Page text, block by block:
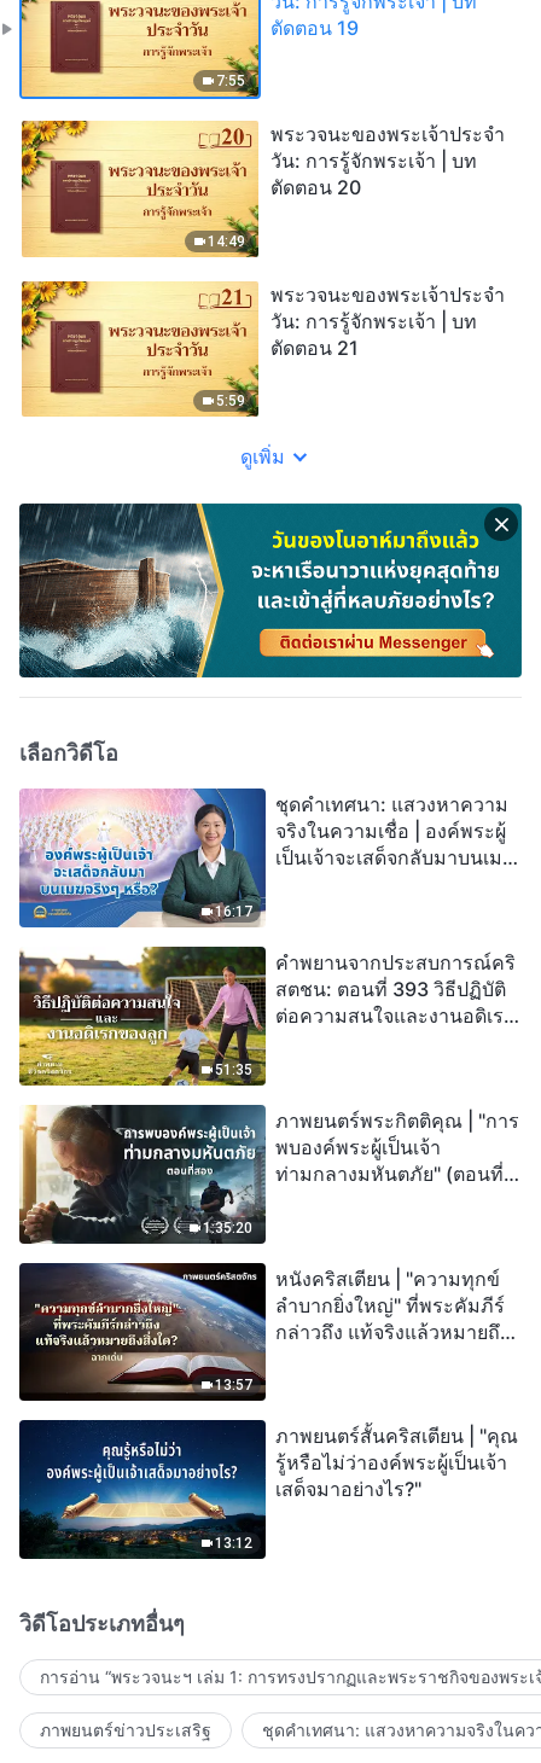
7:55
ตัดตอน 19
14:49
พระวจนะของพระเจ้าประจำ
วัน: การรู้จักพระเจ้า | บท
ตัดตอน 20
5:59
พระวจนะของพระเจ้าประจำ
วัน: การรู้จักพระเจ้า | บท
ตัดตอน 21
ดูเพิ่ม
เลือกวิดีโอ
16:17
ชุดคำเทศนา: แสวงหาความ
จริงในความเชื่อ | องค์พระผู้
เป็นเจ้าจะเสด็จกลับมาบนเมฆ
51:35
คำพยานจากประสบการณ์คริ
สตชน: ตอนที่ 393 วิธีปฏิบัติ
ต่อความสนใจและงานอดิเรก
1:35:20
ภาพยนตร์พระกิตติคุณ | "การ
พบองค์พระผู้เป็นเจ้า
ท่ามกลางมหันตภัย" (ตอนที่
13:57
หนังคริสเตียน | "ความทุกข์
ลำบากยิ่งใหญ่" ที่พระคัมภีร์
กล่าวถึง แท้จริงแล้วหมายถึง
13:12
ภาพยนตร์สั้นคริสเตียน | "คุณ
รู้หรือไม่ว่าองค์พระผู้เป็นเจ้า
เสด็จมาอย่างไร?"
วิดีโอประเภทอื่นๆ
การอ่าน “พระวจนะฯ เล่ม 1: การทรงปรากฏและพระราชกิจของพระเ
ภาพยนตร์ข่าวประเสริฐ ชุดคำเทศนา: แสวงหาความจริงในคว